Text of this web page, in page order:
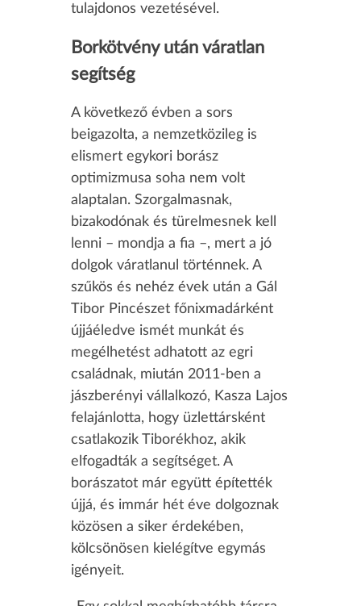
tulajdonos vezetésével.
Borkötvény után váratlan
segítség
A következő évben a sors
beigazolta, a nemzetközileg is
elismert egykori borász
optimizmusa soha nem volt
alaptalan. Szorgalmasnak,
bizakodónak és türelmesnek kell
lenni – mondja a fia –, mert a jó
dolgok váratlanul történnek. A
szűkös és nehéz évek után a Gál
Tibor Pincészet főnixmadárként
újjáéledve ismét munkát és
megélhetést adhatott az egri
családnak, miután 2011-ben a
jászberényi vállalkozó, Kasza Lajos
felajánlotta, hogy üzlettársként
csatlakozik Tiborékhoz, akik
elfogadták a segítséget. A
borászatot már együtt építették
újjá, és immár hét éve dolgoznak
közösen a siker érdekében,
kölcsönösen kielégítve egymás
igényeit.